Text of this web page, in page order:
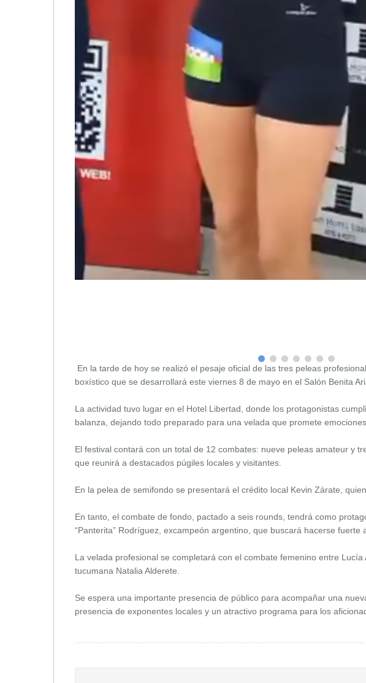
En la tarde de hoy se realizó el pesaje oficial de las tres peleas
boxístico que se desarrollará este viernes 8 de mayo en el Salón Benita
La actividad tuvo lugar en el Hotel Libertad, donde los protagonistas
balanza, dejando todo preparado para una velada que promete
El festival contará con un total de 12 combates: nueve peleas amateur y
que reunirá a destacados púgiles locales y visitantes.
En la pelea de semifondo se presentará el crédito local Kevin Zárate,
En tanto, el combate de fondo, pactado a seis rounds, tendrá como
“Panterita” Rodríguez, excampeón argentino, que buscará hacerse fuerte
La velada profesional se completará con el combate femenino entre
tucumana Natalia Alderete.
Se espera una importante presencia de público para acompañar una
presencia de exponentes locales y un atractivo programa para los